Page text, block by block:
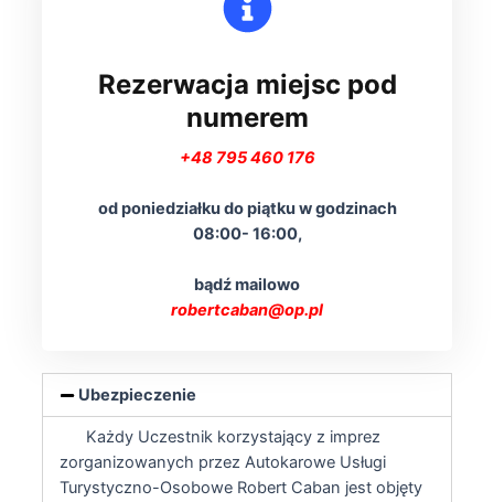
Rezerwacja miejsc pod
numerem
+48 795 460 176
od poniedziałku do piątku w godzinach
08:00- 16:00,
bądź mailowo
robertcaban@op.pl
Ubezpieczenie
Każdy Uczestnik korzystający z imprez
zorganizowanych przez Autokarowe Usługi
Turystyczno-Osobowe Robert Caban jest objęty